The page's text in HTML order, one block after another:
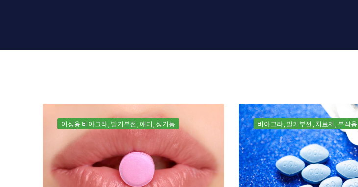
여성용 비아그라 발기부전 애디 성기능 비아그라 발기부전 치료제 부작용